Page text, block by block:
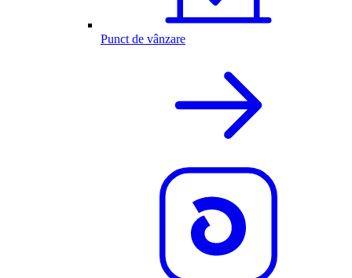
Punct de vânzare